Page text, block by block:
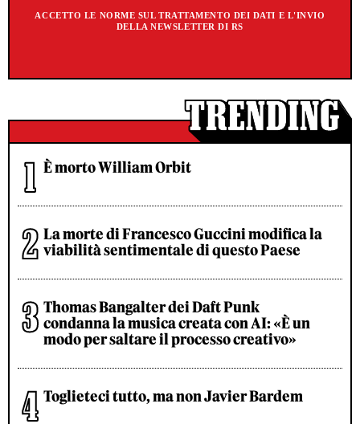
ACCETTO LE NORME SUL TRATTAMENTO DEI DATI E L'INVIO
DELLA NEWSLETTER DI RS
È morto William Orbit
La morte di Francesco Guccini modifica la
viabilità sentimentale di questo Paese
Thomas Bangalter dei Daft Punk
condanna la musica creata con AI: «È un
modo per saltare il processo creativo»
Toglieteci tutto, ma non Javier Bardem